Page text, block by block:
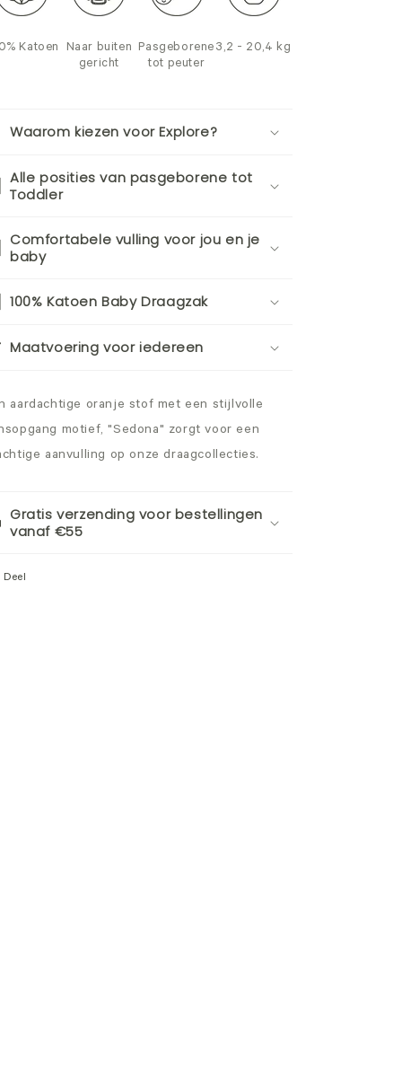
Katoen
Naar buiten
gericht
Pasgeborene
tot peuter
3,2 - 20,4 kg
Waarom kiezen voor Explore?
Alle posities van pasgeborene tot
Toddler
Comfortabele vulling voor jou en je
baby
100% Katoen Baby Draagzak
Maatvoering voor iedereen
aardachtige oranje stof met een stijlvolle
motief, "Sedona" zorgt voor een
aanvulling op onze draagcollecties.
Gratis verzending voor bestellingen
vanaf €55
Deel